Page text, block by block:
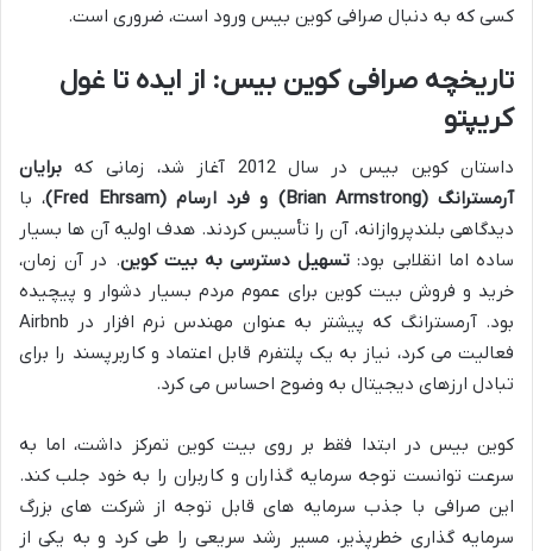
کسی که به دنبال صرافی کوین بیس ورود است، ضروری است.
تاریخچه صرافی کوین بیس: از ایده تا غول
کریپتو
داستان کوین بیس در سال 2012 آغاز شد، زمانی که
برایان
آرمسترانگ (Brian Armstrong) و فرد ارسام (Fred Ehrsam)
، با
دیدگاهی بلندپروازانه، آن را تأسیس کردند. هدف اولیه آن ها بسیار
ساده اما انقلابی بود: تسهیل دسترسی به بیت کوین. در آن زمان،
خرید و فروش بیت کوین برای عموم مردم بسیار دشوار و پیچیده
بود. آرمسترانگ که پیشتر به عنوان مهندس نرم افزار در Airbnb
فعالیت می کرد، نیاز به یک پلتفرم قابل اعتماد و کاربرپسند را برای
تبادل ارزهای دیجیتال به وضوح احساس می کرد.
کوین بیس در ابتدا فقط بر روی بیت کوین تمرکز داشت، اما به
سرعت توانست توجه سرمایه گذاران و کاربران را به خود جلب کند.
این صرافی با جذب سرمایه های قابل توجه از شرکت های بزرگ
سرمایه گذاری خطرپذیر، مسیر رشد سریعی را طی کرد و به یکی از